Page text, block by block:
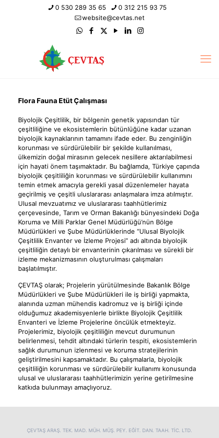
0 530 289 35 65
0 312 215 93 75
website@cevtas.net
Flora Fauna Etüt Çalışması
Biyolojik Çeşitlilik, bir bölgenin genetik yapısından tür
çeşitliliğine ve ekosistemlerin bütünlüğüne kadar uzanan
biyolojik kaynaklarının tamamını ifade eder. Bu zenginliğin
korunması ve sürdürülebilir bir şekilde kullanılması,
ülkemizin doğal mirasının gelecek nesillere aktarılabilmesi
için hayati önem taşımaktadır. Bu bağlamda, Türkiye çapında
biyolojik çeşitliliğin korunması ve sürdürülebilir kullanımını
temin etmek amacıyla gerekli yasal düzenlemeler hayata
geçirilmiş ve çeşitli uluslararası anlaşmalara imza atılmıştır.
Ulusal mevzuatımız ve uluslararası taahhütlerimiz
çerçevesinde, Tarım ve Orman Bakanlığı bünyesindeki Doğa
Koruma ve Milli Parklar Genel Müdürlüğü’nün Bölge
Müdürlükleri ve Şube Müdürlüklerinde “Ulusal Biyolojik
Çeşitlilik Envanter ve İzleme Projesi” adı altında biyolojik
çeşitliliğin detaylı bir envanterinin çıkarılması ve sürekli bir
izleme mekanizmasının oluşturulması çalışmaları
başlatılmıştır.
ÇEVTAŞ olarak; Projelerin yürütülmesinde Bakanlık Bölge
Müdürlükleri ve Şube Müdürlükleri ile iş birliği yapmakta,
alanında uzman mühendis kadromuz ve iş birliği içinde
olduğumuz akademisyenlerle birlikte Biyolojik Çeşitlilik
Envanteri ve İzleme Projelerine öncülük etmekteyiz.
Projelerimiz, biyolojik çeşitliliğin mevcut durumunun
belirlenmesi, tehdit altındaki türlerin tespiti, ekosistemlerin
sağlık durumunun izlenmesi ve koruma stratejilerinin
geliştirilmesini kapsamaktadır. Bu çalışmalarla, biyolojik
çeşitliliğin korunması ve sürdürülebilir kullanımı konusunda
ulusal ve uluslararası taahhütlerimizin yerine getirilmesine
katkıda bulunmayı amaçlıyoruz.
ÇEVTAŞ ARAŞ. TEK. MAD. MÜH. MÜŞ. PEY. EĞİT. DAN. TAAH. TİC. LTD.